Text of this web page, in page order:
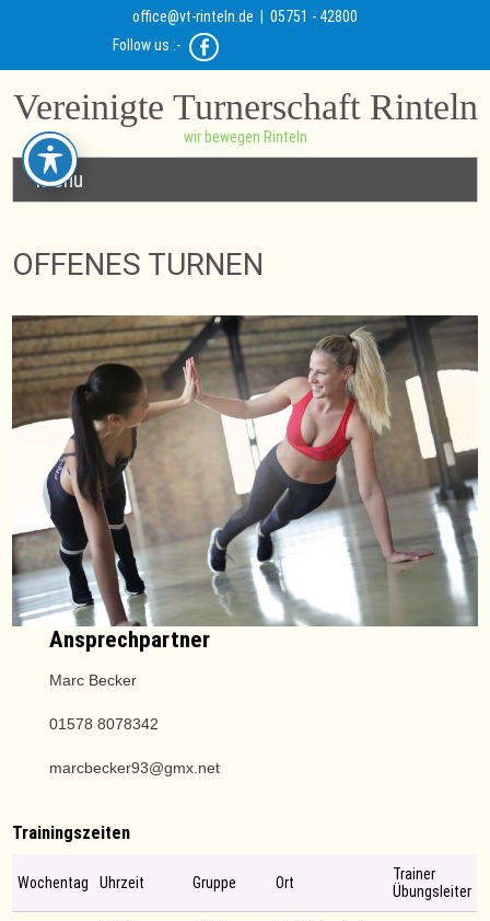
office@vt-rinteln.de | 05751 - 42800
Follow us :-
Vereinigte Turnerschaft Rinteln
wir bewegen Rinteln
Menu
OFFENES TURNEN
Ansprechpartner
Marc Becker
01578 8078342
marcbecker93@gmx.net
Trainingszeiten
Wochentag Uhrzeit Gruppe Ort
Trainer
Übungsleiter